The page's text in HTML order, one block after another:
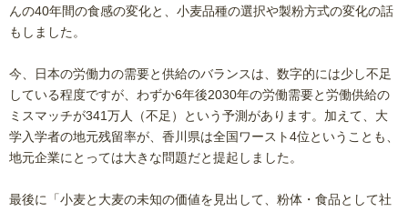
んの40年間の食感の変化と、小麦品種の選択や製粉方式の変化の話
もしました。
今、日本の労働力の需要と供給のバランスは、数字的には少し不足
している程度ですが、わずか6年後2030年の労働需要と労働供給の
ミスマッチが341万人（不足）という予測があります。加えて、大
学入学者の地元残留率が、香川県は全国ワースト4位ということも、
地元企業にとっては大きな問題だと提起しました。
最後に「小麦と大麦の未知の価値を見出して、粉体・食品として社